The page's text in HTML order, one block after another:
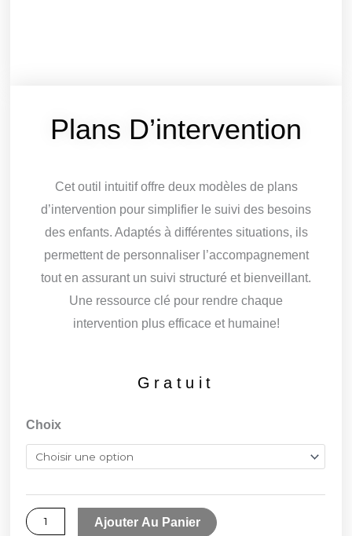
Plans D’intervention
Cet outil intuitif offre deux modèles de plans
d’intervention pour simplifier le suivi des besoins
des enfants. Adaptés à différentes situations, ils
permettent de personnaliser l’accompagnement
tout en assurant un suivi structuré et bienveillant.
Une ressource clé pour rendre chaque
intervention plus efficace et humaine!
Gratuit
Choix
quantité
de
Plans
d'intervention
Ajouter Au Panier